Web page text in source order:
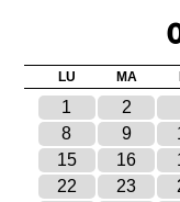
LU MA
1 2
8
9
15
16
22
23